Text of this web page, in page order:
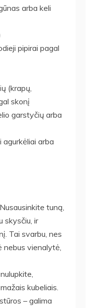
arba keli
pipirai pagal
(krapų,
skonį
garstyčių arba
arba
Nusausinkite tuną,
skysčiu, ir
Tai svarbu, nes
vienalytė,
nulupkite,
kubeliais.
– galima